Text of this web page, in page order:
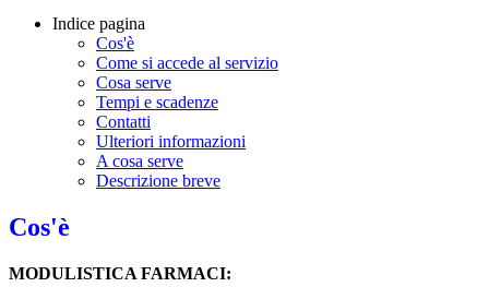
Indice pagina
Cos'è
Come si accede al servizio
Cosa serve
Tempi e scadenze
Contatti
Ulteriori informazioni
A cosa serve
Descrizione breve
Cos'è
MODULISTICA FARMACI: